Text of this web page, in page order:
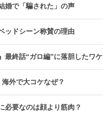
婚で「騙された」の声
ッドシーン称賛の理由
最終話“ガロ編”に落胆したワケ
海外で大コケなぜ？
必要なのは顔より筋肉？